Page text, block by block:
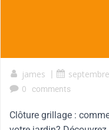
james |
0
comments
Clôture grillage :